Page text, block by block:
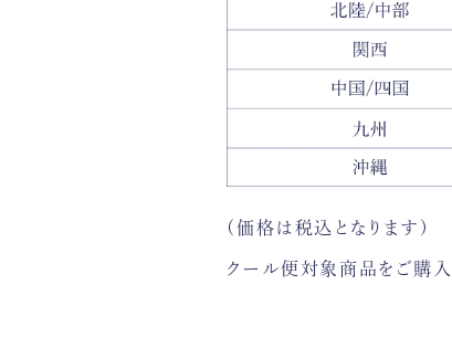
(価格は税込となります)
クール便対象商品をご購